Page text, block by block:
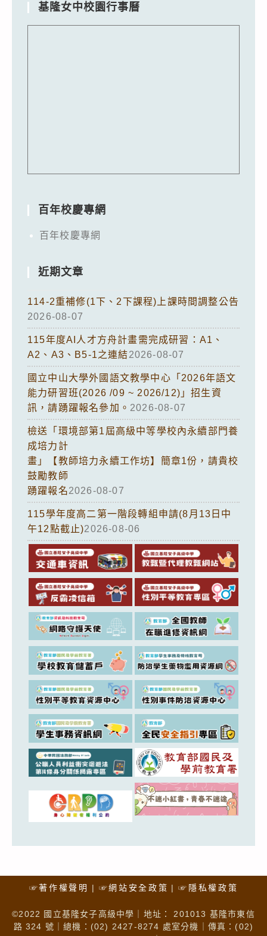
基隆女中校園行事曆
百年校慶專網
百年校慶專網
近期文章
114-2重補修(1下、2下課程)上課時間調整公告
2026-08-07
115年度AI人才方舟計畫需完成研習：A1、
A2、A3、B5-1之連結2026-08-07
國立中山大學外國語文教學中心「2026年語文
能力研習班(2026 /09 ~ 2026/12)」招生資
訊，請踴躍報名參加。 2026-08-07
檢送「環境部第1屆高級中等學校內永續部門養
成培力計
畫」【教師培力永續工作坊】簡章1份，請貴校
鼓勵教師
踴躍報名2026-08-07
115學年度高二第一階段轉組申請(8月13日中
午12點截止)2026-08-06
☞著作權聲明 ☞網站安全政策 ☞隱私權政策
©2022 國立基隆女子高級中學｜地址： 201013 基隆市東信
路 324 號｜總機：(02) 2427-8274 處室分機｜傳真：(02)